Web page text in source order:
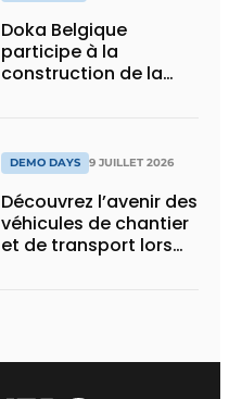
Doka Belgique
participe à la
construction de la
DEMO DAYS 9 JUILLET 2026
Découvrez l’avenir des
véhicules de chantier
et de transport lors